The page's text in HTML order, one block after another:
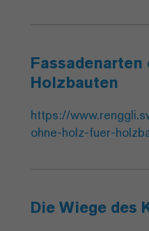
Holzbauten
https://
ohne-holz-fuer-
Die Wiege des